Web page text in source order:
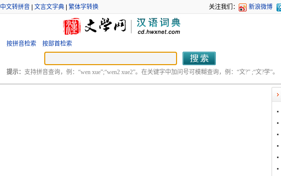
中文转拼音| 文言文字典| 繁体字转换 关注我们： 新浪微博
按拼音检索 按部首检索
提示： 支持拼音查询，例：“wen xue”;“wen2 xue2”。在关键字中加问号可模糊查询，例：“文?” ;“文?学”。